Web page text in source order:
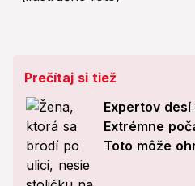
Prečítaj si tiež
Expertov desí
Extrémne
Toto môže